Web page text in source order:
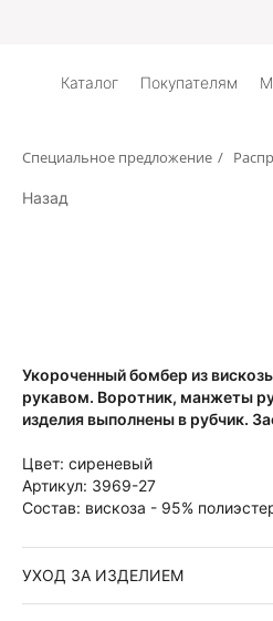
Каталог Покупателям
Специальное предложение /
Назад
Укороченный бомбер из
рукавом. Воротник, манжеты
изделия выполнены в рубчик.
Цвет: сиреневый
Артикул: 3969-27
Состав: вискоза - 95%
УХОД ЗА ИЗДЕЛИЕМ